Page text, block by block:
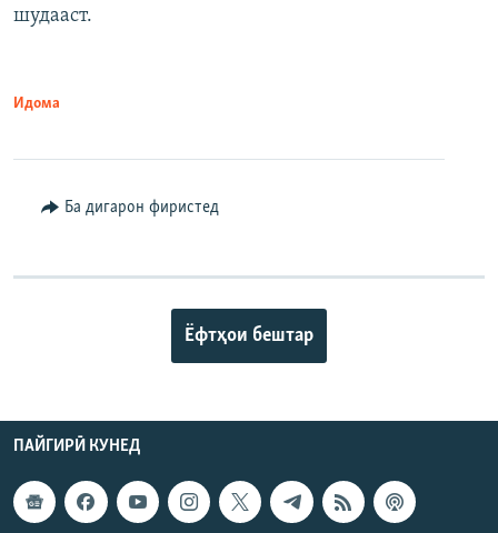
шудааст.
Идома
Ба дигарон фиристед
Ёфтҳои бештар
ПАЙГИРӢ КУНЕД